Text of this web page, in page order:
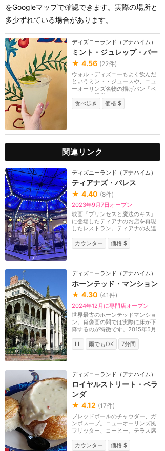
をGoogleマップで確認できます。実際の場所と
多少ずれている場合があります。
ディズニーランド（アナハイム）
ミント・ジュレップ・バー
★ 4.56 (22件)
ウォルトディズニーもよく飲んだ
というミント・ジュースや、ニュ
ーオーリンズ名物の揚げパン「ベ
ニエ」を提供。テ...
食べ歩き
価格 $
関連リンク
ディズニーランド（アナハイム）
ティアナズ・パレス
★ 4.40 (8件)
2023年9月7日オープン
映画『プリンセスと魔法のキス』
に登場したティアナのお店を再現
したレストラン。ティアナの友達
や冒険をモチーフ...
カウンター
価格 $
ディズニーランド（アナハイム）
ホーンテッド・マンション
★ 4.30 (41件)
2024年12月に専門店オープン
世界最古のホーンテッドマンショ
ン。肖像画の間では実際に床が下
降するのが特徴です。2015年5月
に伝説の「ハットボ...
LL
雨でもOK 7分間
ディズニーランド（アナハイム）
ロイヤルストリート・ベラ
ンダ
★ 4.12 (17件)
ブレッドボールのチャウダー、ガ
ンボスープ。ニューオーリンズ風
フリッター、コーヒー。テラス席
カウンター
価格 $